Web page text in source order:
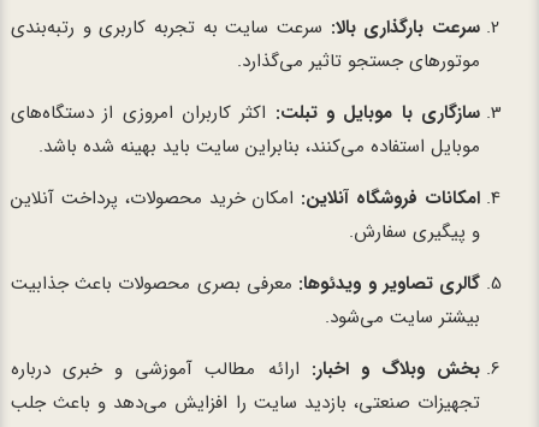
سرعت بارگذاری بالا: سرعت سایت به تجربه کاربری و رتبه‌بندی
موتورهای جستجو تاثیر می‌گذارد.
سازگاری با موبایل و تبلت: اکثر کاربران امروزی از دستگاه‌های
موبایل استفاده می‌کنند، بنابراین سایت باید بهینه شده باشد.
امکانات فروشگاه آنلاین: امکان خرید محصولات، پرداخت آنلاین
و پیگیری سفارش.
گالری تصاویر و ویدئوها: معرفی بصری محصولات باعث جذابیت
بیشتر سایت می‌شود.
بخش وبلاگ و اخبار: ارائه مطالب آموزشی و خبری درباره
تجهیزات صنعتی، بازدید سایت را افزایش می‌دهد و باعث جلب